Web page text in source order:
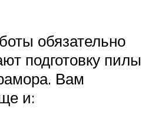
обязательно
подготовку пилы
Вам
и: